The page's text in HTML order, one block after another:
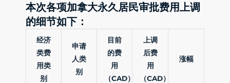
本次各项加拿大永久居民审批费用上调
的细节如下：
经济
类费
用类
别
申请
人类
别
目前
的费
用
（CAD）
上调
后费
用
（CAD）
涨幅